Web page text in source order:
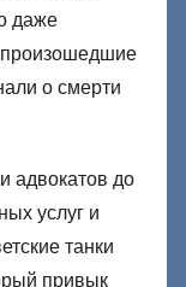
даже
произошедшие
о смерти
адвокатов до
услуг и
танки
привык